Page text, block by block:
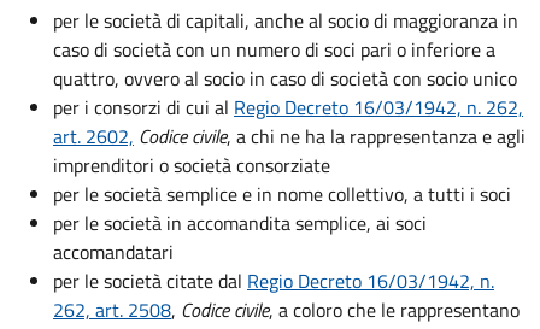
per le società di capitali, anche al socio di maggioranza in
caso di società con un numero di soci pari o inferiore a
quattro, ovvero al socio in caso di società con socio unico
per i consorzi di cui al Regio Decreto 16/03/1942, n. 262,
art. 2602, Codice civile, a chi ne ha la rappresentanza e agli
imprenditori o società consorziate
per le società semplice e in nome collettivo, a tutti i soci
per le società in accomandita semplice, ai soci
accomandatari
per le società citate dal Regio Decreto 16/03/1942, n.
262, art. 2508, Codice civile, a coloro che le rappresentano